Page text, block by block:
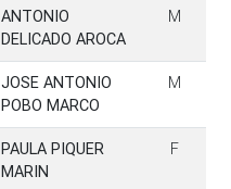
ANTONIO
DELICADO AROCA
M
JOSE ANTONIO
POBO MARCO
M
PAULA PIQUER
MARIN
F